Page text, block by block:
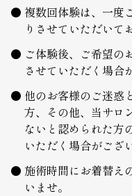
複数回体験は、一度
りさせていただいて
ご体験後、ご希望の
させていただく場合
他のお客様のご迷惑
方、その他、当サロ
ないと認められた方
いただく場合がござ
施術時間にお着替え
いませ。